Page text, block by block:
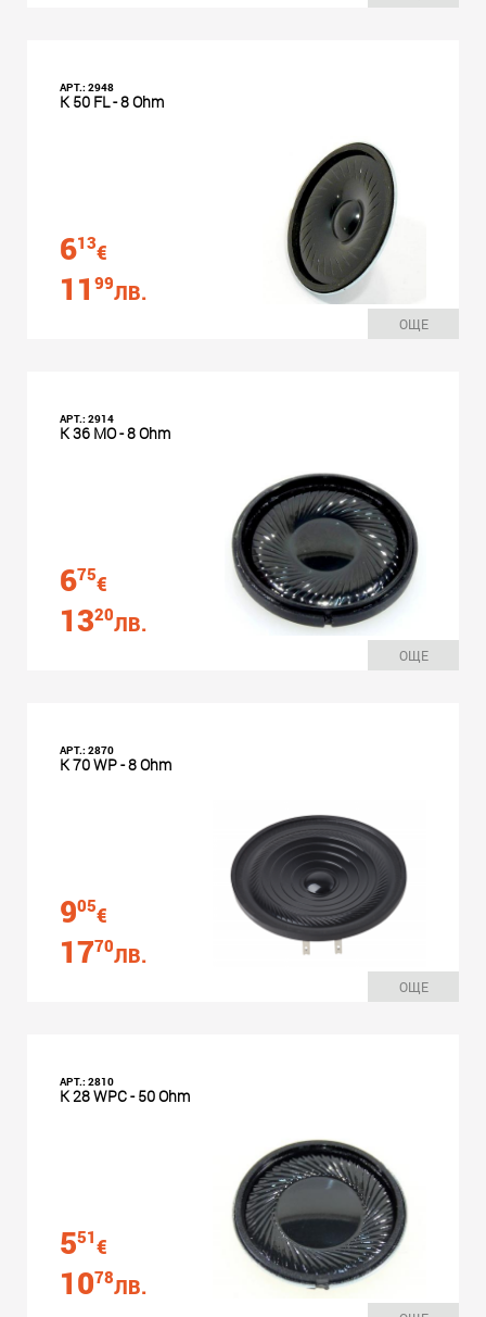
АРТ.: 2948
K 50 FL - 8 Ohm
613€
11 99ЛВ.
ОЩЕ
АРТ.: 2914
K 36 MO - 8 Ohm
675€
1320ЛВ.
ОЩЕ
АРТ.: 2870
K 70 WP - 8 Ohm
905€
1770ЛВ.
ОЩЕ
АРТ.: 2810
K 28 WPC - 50 Ohm
551€
1078ЛВ.